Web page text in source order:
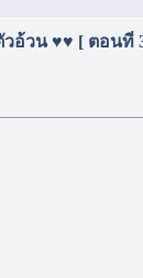
อ้วน ♥♥ [ ตอนที่